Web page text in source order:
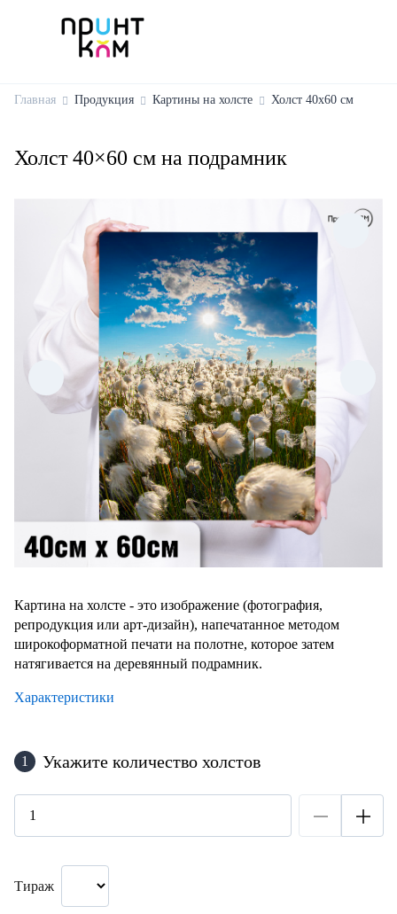
Главная Продукция Картины на холсте Холст 40х60 см
Холст 40×60 см на подрамник
Картина на холсте - это изображение (фотография,
репродукция или арт-дизайн), напечатанное методом
широкоформатной печати на полотне, которое затем
натягивается на деревянный подрамник.
Характеристики
1 Укажите количество холстов
Тираж